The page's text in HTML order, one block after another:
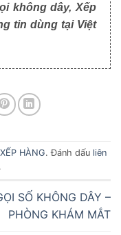
không dây, Xếp
tin dùng tại Việt
HÀNG. Đánh dấu liên
.
SỐ KHÔNG DÂY –
PHÒNG KHÁM MẮT